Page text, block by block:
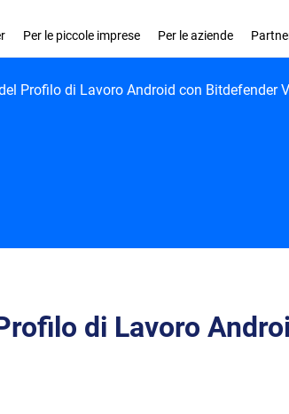
Per le piccole imprese Per le aziende
Profilo di Lavoro Android con Bitdefender
di Lavoro